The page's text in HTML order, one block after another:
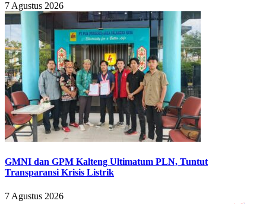
7 Agustus 2026
GMNI dan GPM Kalteng Ultimatum PLN, Tuntut
Transparansi Krisis Listrik
7 Agustus 2026